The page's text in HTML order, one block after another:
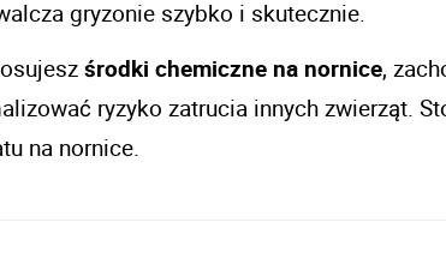
gryzonie szybko i skutecznie.
środki chemiczne na nornice,
ryzyko zatrucia innych zwierząt.
na nornice.